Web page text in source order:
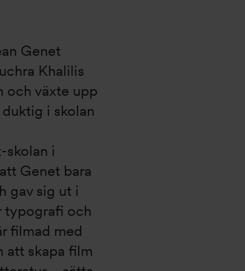
Genet
Khalilis
och växte upp
i skolan
skolan i
Genet bara
gav sig ut i
typografi och
filmad med
att skapa film